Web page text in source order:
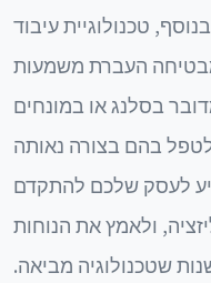
טכנולוגיית עיבוד
העברת משמעות
בסלנג או במונחים
בהם בצורה נאותה
לעסק שלכם להתקדם
ולאמץ את הנוחות
שטכנולוגיה מביאה.